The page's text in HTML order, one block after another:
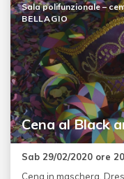
Cena al Black
Sala polifunzionale –
BELLAGIO
Sab 29/02/2020 ore
Cena in maschera.